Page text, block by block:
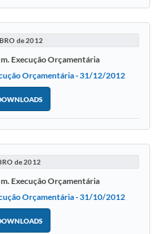
de 2012
Execução Orçamentária
Orçamentária - 31/12/2012
de 2012
Execução Orçamentária
Orçamentária - 31/10/2012